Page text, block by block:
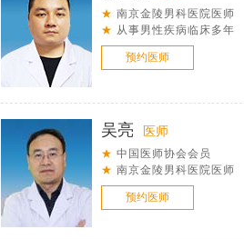
★ 南京金陵男科医院医师
★ 从事男性疾病临床多年
预约医师
吴亮 医师
★ 中国医师协会会员
★ 南京金陵男科医院医师
预约医师